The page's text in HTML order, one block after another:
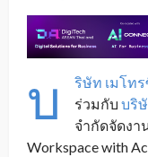
บ
ริษัท เมโท
ร่วมกับ บริ
จำกัดจัดงา
Workspace with